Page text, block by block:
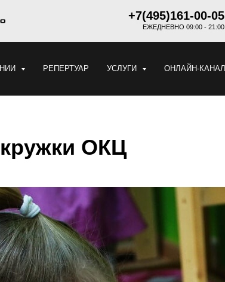
+7(495)161-00-05
ЕЖЕДНЕВНО 09:00 - 21:00
РЕПЕРТУАР УСЛУГИ ОНЛАЙН-КАНАЛ
ОКЦ